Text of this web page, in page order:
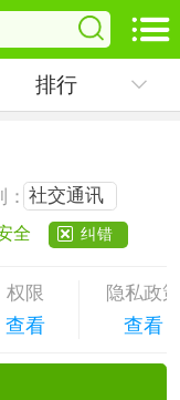
排行
社交通讯
全 纠错
权限
查看
隐私政
查看